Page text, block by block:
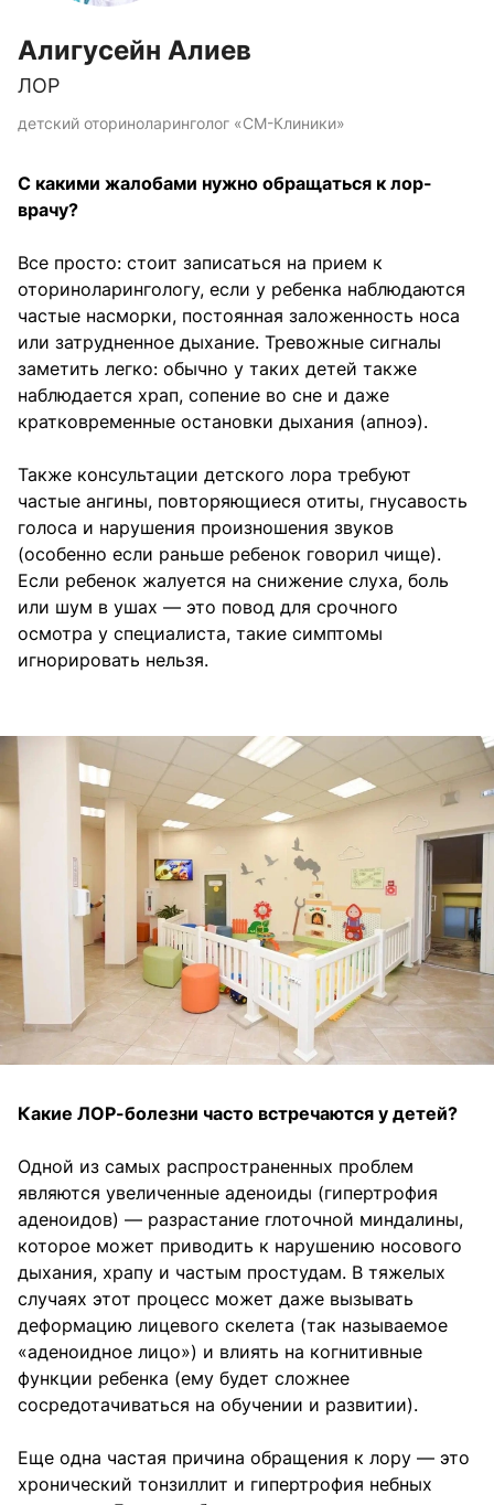
Алигусейн Алиев
ЛОР
детский оториноларинголог «СМ-Клиники»
С какими жалобами нужно обращаться к лор-
врачу?
Все просто: стоит записаться на прием к
оториноларингологу, если у ребенка наблюдаются
частые насморки, постоянная заложенность носа
или затрудненное дыхание. Тревожные сигналы
заметить легко: обычно у таких детей также
наблюдается храп, сопение во сне и даже
кратковременные остановки дыхания (апноэ).
Также консультации детского лора требуют
частые ангины, повторяющиеся отиты, гнусавость
голоса и нарушения произношения звуков
(особенно если раньше ребенок говорил чище).
Если ребенок жалуется на снижение слуха, боль
или шум в ушах — это повод для срочного
осмотра у специалиста, такие симптомы
игнорировать нельзя.
Какие ЛОР-болезни часто встречаются у детей?
Одной из самых распространенных проблем
являются увеличенные аденоиды (гипертрофия
аденоидов) — разрастание глоточной миндалины,
которое может приводить к нарушению носового
дыхания, храпу и частым простудам. В тяжелых
случаях этот процесс может даже вызывать
деформацию лицевого скелета (так называемое
«аденоидное лицо») и влиять на когнитивные
функции ребенка (ему будет сложнее
сосредотачиваться на обучении и развитии).
Еще одна частая причина обращения к лору — это
хронический тонзиллит и гипертрофия небных